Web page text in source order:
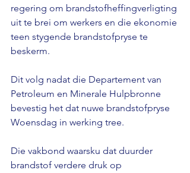
regering om brandstofheffingverligting
uit te brei om werkers en die ekonomie
teen stygende brandstofpryse te
beskerm.
Dit volg nadat die Departement van
Petroleum en Minerale Hulpbronne
bevestig het dat nuwe brandstofpryse
Woensdag in werking tree.
Die vakbond waarsku dat duurder
brandstof verdere druk op